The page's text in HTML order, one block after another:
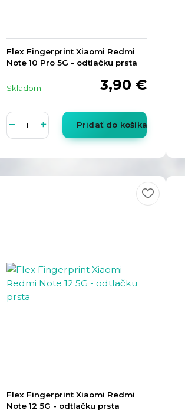
Flex Fingerprint Xiaomi Redmi
Note 10 Pro 5G - odtlačku prsta
3,90 €
Skladom
Pridať do košíka
Flex Fingerprint Xiaomi Redmi
Note 12 5G - odtlačku prsta